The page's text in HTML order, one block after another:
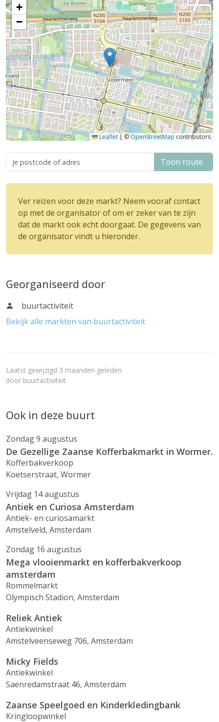
+
−
Leaflet | ©OpenStreetMapcontributors
Toon route
Ver reizen voor deze markt? Neem vooraf contact
op met de organisator of om er zeker van te zijn
dat de markt ook echt doorgaat. De gegevens van
de organisator vindt u hieronder.
Georganiseerd door
buurtactiviteit
Bekijk alle markten van buurtactiviteit
Laatst gewijzigd 3 maanden geleden
door buurtactiviteit
Ook in deze buurt
Zondag 9 augustus
De Gezellige Zaanse Kofferbakmarkt in Wormer.
Kofferbakverkoop
Koetserstraat, Wormer
Vrijdag 14 augustus
Antiek en Curiosa Amsterdam
Antiek- en curiosamarkt
Amstelveld, Amsterdam
Zondag 16 augustus
Mega vlooienmarkt en kofferbakverkoop
amsterdam
Rommelmarkt
Olympisch Stadion, Amsterdam
Reliek Antiek
Antiekwinkel
Amstelveenseweg 706, Amsterdam
Micky Fields
Antiekwinkel
Saenredamstraat 46, Amsterdam
Zaanse Speelgoed en Kinderkledingbank
Kringloopwinkel